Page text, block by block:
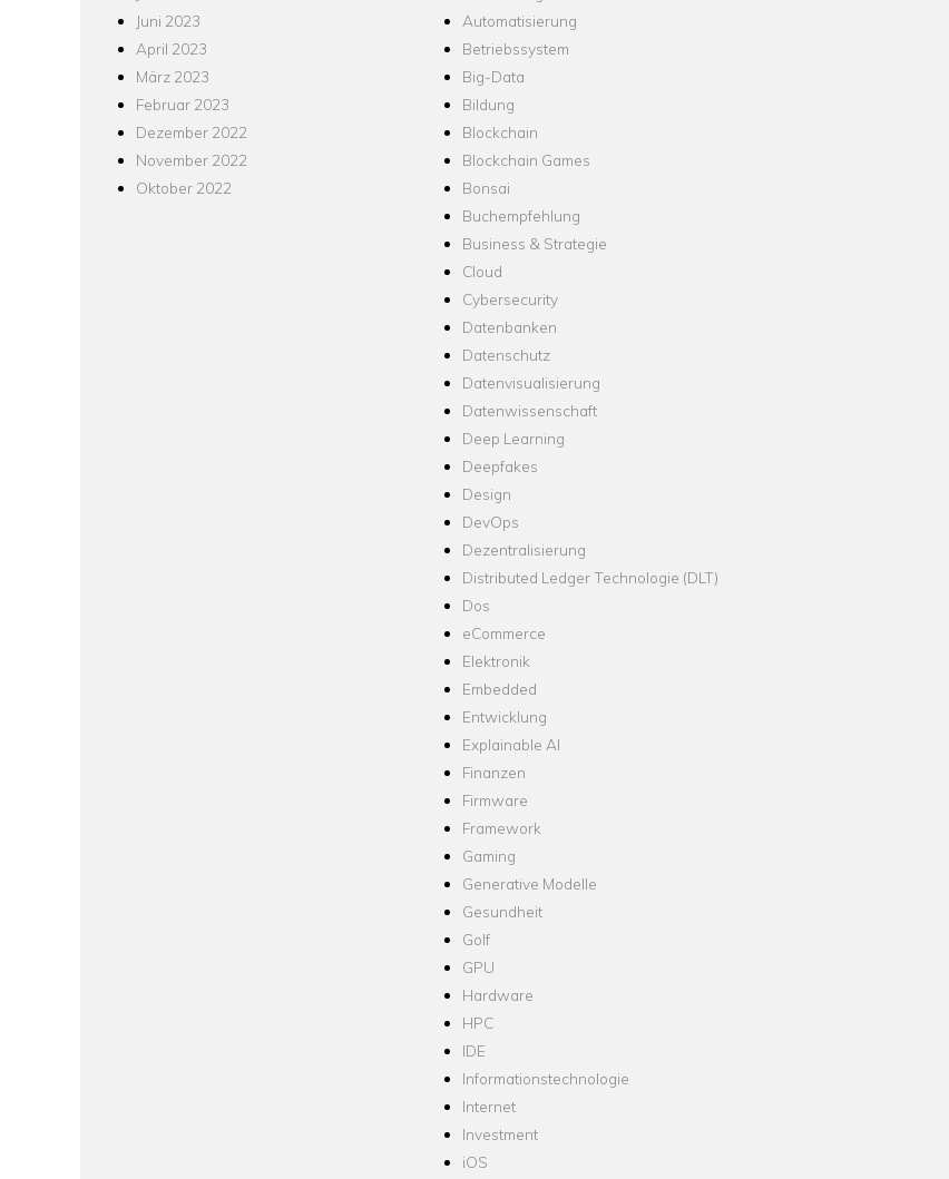
Juni 2023
April 2023
März 2023
Februar 2023
Dezember 2022
November 2022
Oktober 2022
Automatisierung
Betriebssystem
Big-Data
Bildung
Blockchain
Blockchain Games
Bonsai
Buchempfehlung
Business & Strategie
Cloud
Cybersecurity
Datenbanken
Datenschutz
Datenvisualisierung
Datenwissenschaft
Deep Learning
Deepfakes
Design
DevOps
Dezentralisierung
Distributed Ledger Technologie (DLT)
Dos
eCommerce
Elektronik
Embedded
Entwicklung
Explainable AI
Finanzen
Firmware
Framework
Gaming
Generative Modelle
Gesundheit
Golf
GPU
Hardware
HPC
IDE
Informationstechnologie
Internet
Investment
iOS